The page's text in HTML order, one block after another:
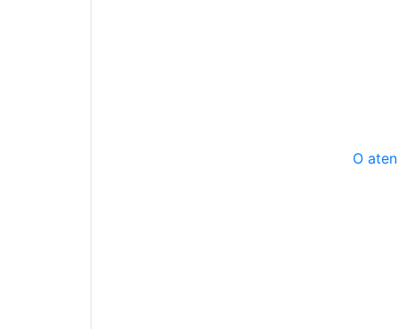
O